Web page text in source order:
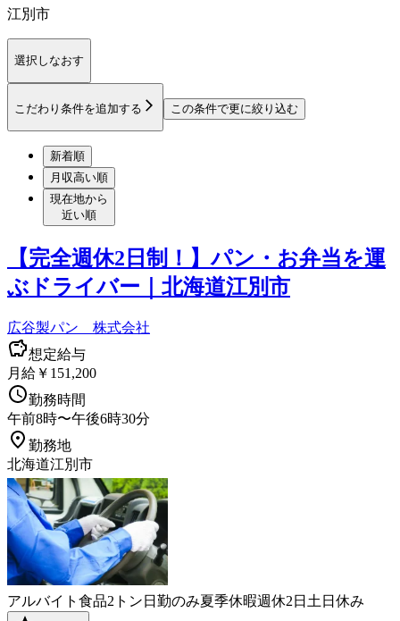
江別市
選択しなおす
こだわり条件を追加する この条件で更に絞り込む
新着順
月収高い順
現在地から
近い順
【完全週休2日制！】パン・お弁当を運
ぶドライバー｜北海道江別市
広谷製パン 株式会社
想定給与
月給￥151,200
勤務時間
午前8時〜午後6時30分
勤務地
北海道江別市
アルバイト 食品2トン 日勤のみ夏季休暇週休2日 土日休み